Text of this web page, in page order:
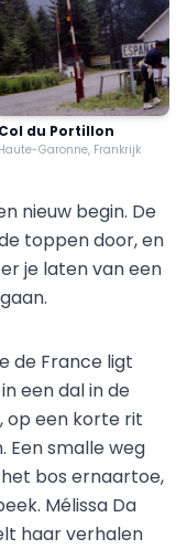
Col du Portillon
Haute-Garonne, Frankrijk
nieuw begin. De
toppen door, en
je laten van een
de France ligt
een dal in de
op een korte rit
Een smalle weg
bos ernaartoe,
Mélissa Da
haar verhalen